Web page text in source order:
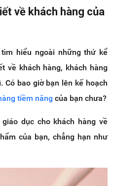
về khách hàng của
hiểu ngoài những thứ kể
về khách hàng, khách hàng
Có bao giờ bạn lên kế hoạch
tiềm năng của bạn chưa?
dục cho khách hàng về
của bạn, chẳng hạn như